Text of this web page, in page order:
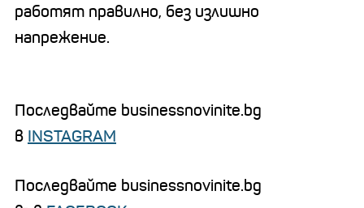
работят правилно, без излишно
напрежение.
Последвайте businessnovinite.bg
в INSTAGRAM
Последвайте businessnovinite.bg